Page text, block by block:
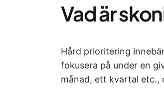
Vad är
Hård prioritering
fokusera på under en
månad, ett kvartal etc.,